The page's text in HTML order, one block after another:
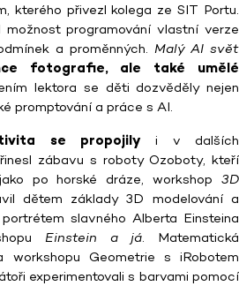
kterého přivezl kolega ze SIT Portu.
programování vlastní verze
a proměnných. Malý AI svět
fotografie, ale také umělé
lektora se děti dozvěděly nejen
promptování a práce s AI.
se propojily i v dalších
zábavu s roboty Ozoboty, kteří
po horské dráze, workshop 3D
dětem základy 3D modelování a
slavného Alberta Einsteina
Einstein a já. Matematická
workshopu Geometrie s iRobotem
experimentovali s barvami pomocí